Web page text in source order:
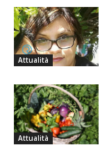
Attualità
Attualità